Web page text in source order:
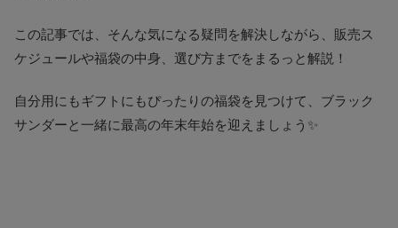
この記事では、そんな気になる疑問を解決しながら、販売ス
ケジュールや福袋の中身、選び方までをまるっと解説！
自分用にもギフトにもぴったりの福袋を見つけて、ブラック
サンダーと一緒に最高の年末年始を迎えましょう✨